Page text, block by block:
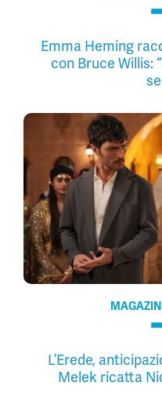
Emma Heming
con Bruce Willis:
L’Erede,
Melek ricatta